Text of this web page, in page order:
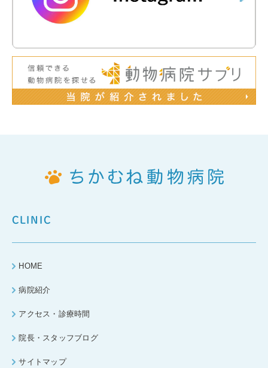
CLINIC
HOME
病院紹介
アクセス・診療時間
院長・スタッフブログ
サイトマップ